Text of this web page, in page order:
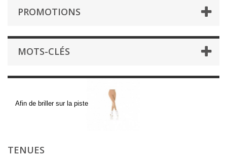
PROMOTIONS
MOTS-CLÉS
Afin de briller sur la piste
TENUES